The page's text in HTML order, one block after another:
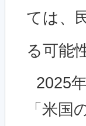
ては、
る可能
2025
「米